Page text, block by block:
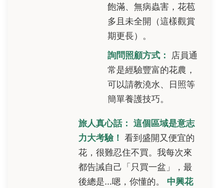
飽滿、無病蟲害，花苞
多且未全開（這樣觀賞
期更長）。
詢問照顧方式： 店員通
常是經驗豐富的花農，
可以請教澆水、日照等
簡單養護技巧。
旅人真心話： 這個區域是意志
力大考驗！ 看到盛開又便宜的
花，很難忍住不買。我每次來
都告誡自己「只買一盆」，最
後總是...嗯，你懂的。 中興花